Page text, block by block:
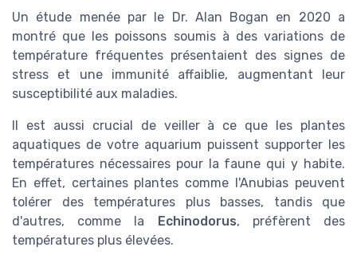
Un étude menée par le Dr. Alan Bogan en 2020 a
montré que les poissons soumis à des variations de
température fréquentes présentaient des signes de
stress et une immunité affaiblie, augmentant leur
susceptibilité aux maladies.
Il est aussi crucial de veiller à ce que les plantes
aquatiques de votre aquarium puissent supporter les
températures nécessaires pour la faune qui y habite.
En effet, certaines plantes comme
l'Anubias peuvent
tolérer des températures plus basses, tandis que
d'autres, comme la
Echinodorus, préfèrent des
températures plus élevées.